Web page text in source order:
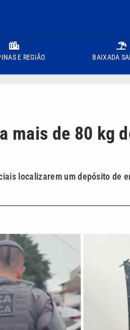
E REGIÃO BAIXADA
de 80 kg
localizarem um depósito de